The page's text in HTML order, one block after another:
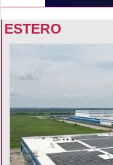
ESTERO